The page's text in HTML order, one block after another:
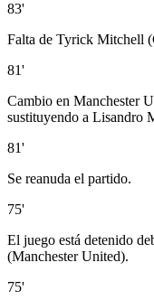
83'
Falta de Tyrick Mitchell
81'
Cambio en Manchester
sustituyendo a Lisandro
81'
Se reanuda el partido.
75'
El juego está detenido
(Manchester United).
75'